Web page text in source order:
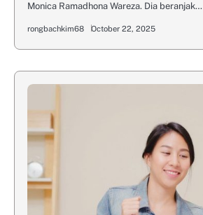
Monica Ramadhona Wareza. Dia beranjak…
rongbachkim68 October 22, 2025